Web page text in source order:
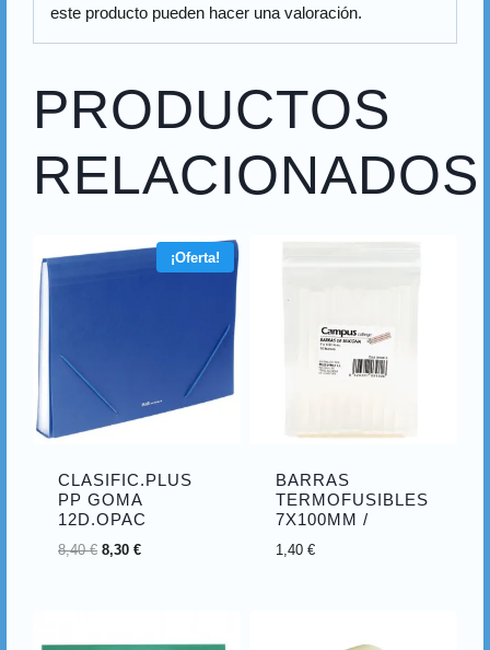
o
este producto pueden hacer una valoración.
PRODUCTOS
RELACIONADOS
¡Oferta!
CLASIFIC.PLUS
PP GOMA
12D.OPAC
8,40€ El
8,40 €.
8,30€El
8,30 €.
BARRAS
TERMOFUSIBLES
7X100MM /
1,40 €